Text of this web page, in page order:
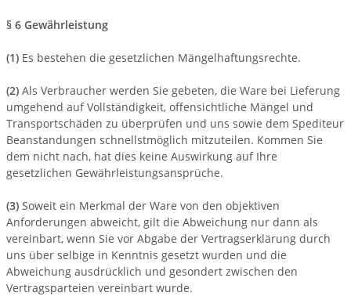
§ 6 Gewährleistung
(1) Es bestehen die gesetzlichen Mängelhaftungsrechte.
(2) Als Verbraucher werden Sie gebeten, die Ware bei Lieferung
umgehend auf Vollständigkeit, offensichtliche Mängel und
Transportschäden zu überprüfen und uns sowie dem Spediteur
Beanstandungen schnellstmöglich mitzuteilen. Kommen Sie
dem nicht nach, hat dies keine Auswirkung auf Ihre
gesetzlichen Gewährleistungsansprüche.
(3) Soweit ein Merkmal der Ware von den objektiven
Anforderungen abweicht, gilt die Abweichung nur dann als
vereinbart, wenn Sie vor Abgabe der Vertragserklärung durch
uns über selbige in Kenntnis gesetzt wurden und die
Abweichung ausdrücklich und gesondert zwischen den
Vertragsparteien vereinbart wurde.